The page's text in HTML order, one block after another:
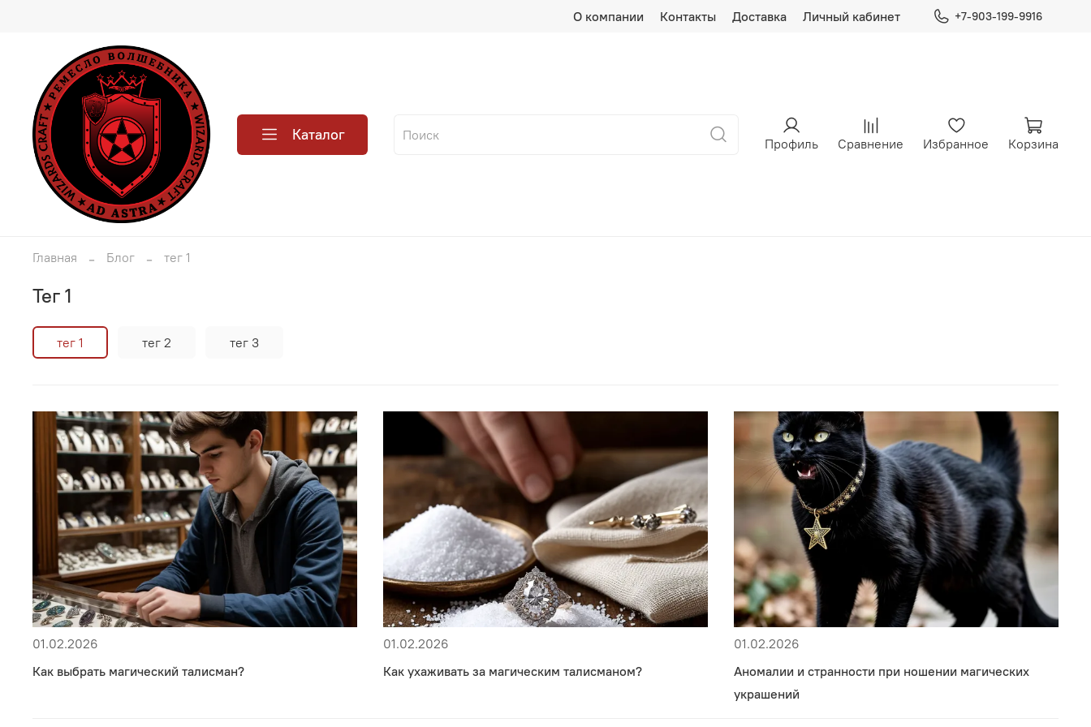
О компании Контакты Доставка Личный кабинет +7-903-199-9916
Каталог Профиль Сравнение Избранное Корзина
Главная Блог тег 1
тег 1
тег 1 тег 2 тег 3
01.02.2026
Как выбрать магический талисман?
01.02.2026
Как ухаживать за магическим талисманом?
01.02.2026
Аномалии и странности при ношении магических
украшений